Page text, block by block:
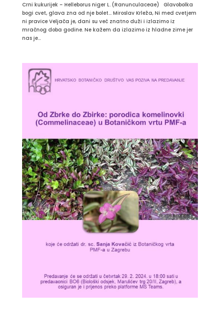
Crni kukurijek – Helleborus niger L. (Ranunculaceae) Glavobolka
bogi cvet, glava zna od nje bolet… Miroslav Krleža, Ni med cvetjem
ni pravice Veljača je, dani su već znatno duži i izlazimo iz
mračnog doba godine. Ne kažem da izlazimo iz hladne zime jer
nas je...